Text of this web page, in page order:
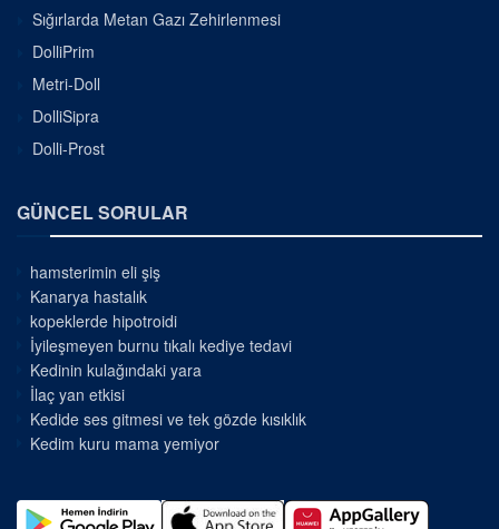
Sığırlarda Metan Gazı Zehirlenmesi
DolliPrim
Metri-Doll
DolliSipra
Dolli-Prost
GÜNCEL SORULAR
hamsterimin eli şiş
Kanarya hastalık
kopeklerde hipotroidi
İyileşmeyen burnu tıkalı kediye tedavi
Kedinin kulağındaki yara
İlaç yan etkisi
Kedide ses gitmesi ve tek gözde kısıklık
Kedim kuru mama yemiyor